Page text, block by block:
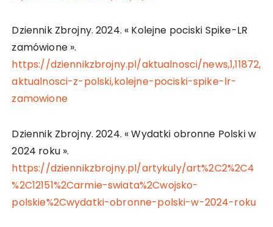
Dziennik Zbrojny. 2024. « Kolejne pociski Spike-LR
zamówione ».
https://dziennikzbrojny.pl/aktualnosci/news,1,11872,
aktualnosci-z-polski,kolejne-pociski-spike-lr-
zamowione
Dziennik Zbrojny. 2024. « Wydatki obronne Polski w
2024 roku ».
https://dziennikzbrojny.pl/artykuly/art%2C2%2C4
%2C12151%2Carmie-swiata%2Cwojsko-
polskie%2Cwydatki-obronne-polski-w-2024-roku